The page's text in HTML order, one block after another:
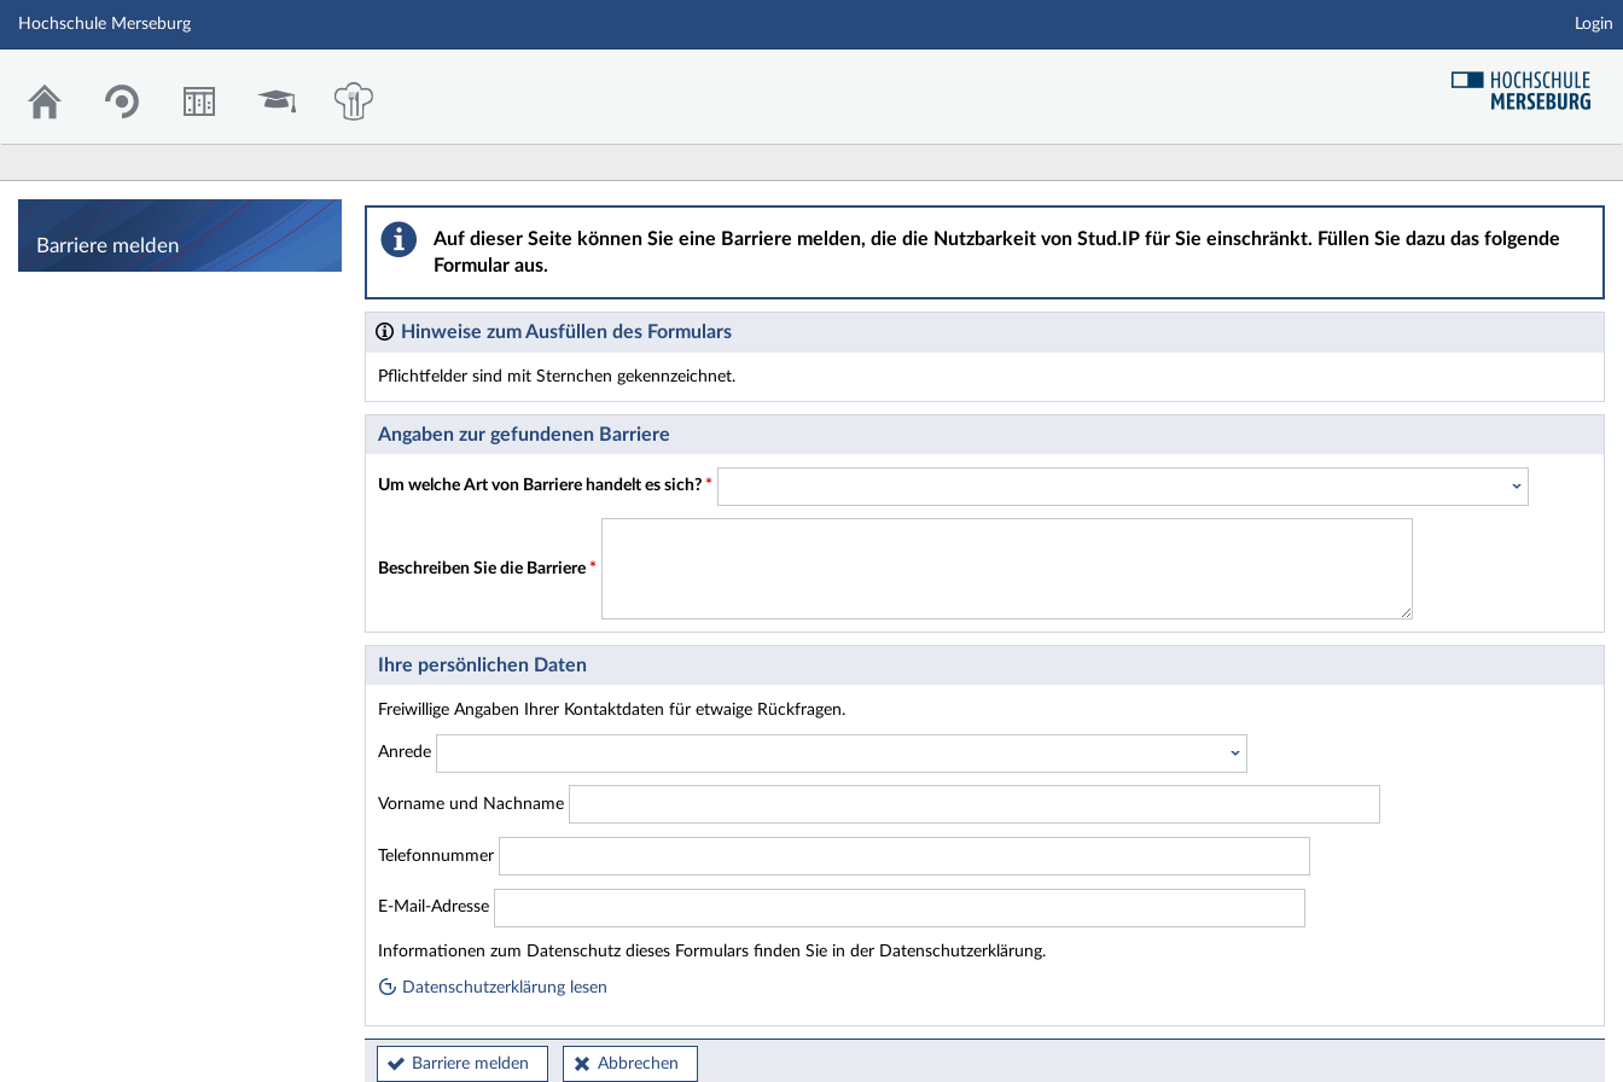
Hauptnavigation
Hochschule Merseburg Login
Barriere melden
Barriere melden
Auf dieser Seite können Sie eine Barriere melden, die die Nutzbarkeit von Stud.IP für Sie einschränkt. Füllen Sie dazu das folgende
Formular aus.
Hinweise zum Ausfüllen des Formulars
Pflichtfelder sind mit Sternchen gekennzeichnet.
Dieses Formular enthält Pflichtfelder.
Angaben zur gefundenen Barriere
Um welche Art von Barriere handelt es sich? *
Beschreiben Sie die Barriere *
Ihre persönlichen Daten
Freiwillige Angaben Ihrer Kontaktdaten für etwaige Rückfragen.
Anrede
Vorname und Nachname
Telefonnummer
E-Mail-Adresse
Homepage
Informationen zum Datenschutz dieses Formulars finden Sie in der Datenschutzerklärung.
Datenschutzerklärung lesen
Barriere melden Abbrechen